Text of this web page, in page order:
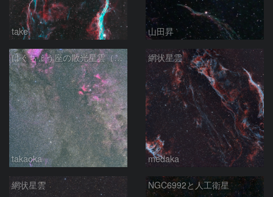
take 山田昇
はくちょう座の散光星雲（１００ｍｍ）
takaoka
網状星雲
medaka
網状星雲 NGC6992と人工衛星